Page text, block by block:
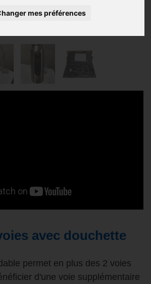
mes préférences
avec douchette
permet en plus des 2 voies
d'une voie supplémentaire